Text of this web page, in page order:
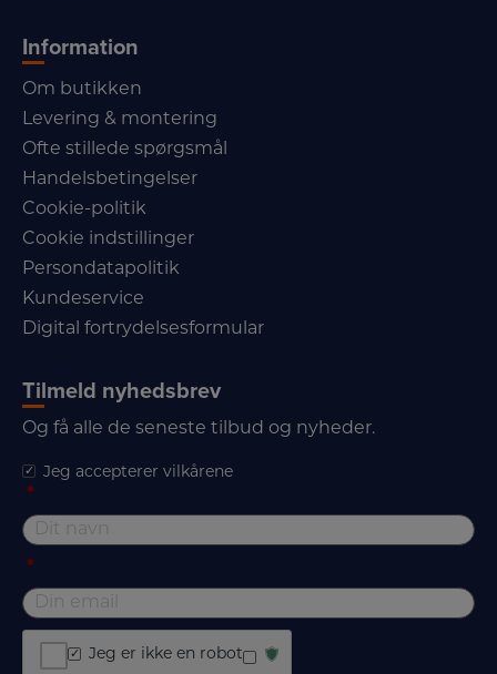
Information
Om butikken
Levering & montering
Ofte stillede spørgsmål
Handelsbetingelser
Cookie-politik
Cookie indstillinger
Persondatapolitik
Kundeservice
Digital fortrydelsesformular
Tilmeld nyhedsbrev
Og få alle de seneste tilbud og nyheder.
Jeg accepterer vilkårene
*
*
Jeg er ikke en robot